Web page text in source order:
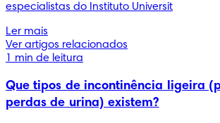
especialistas do Instituto Universit
Ler mais
Ver artigos relacionados
1 min de leitura
Que tipos de incontinência ligeira
perdas de urina) existem?